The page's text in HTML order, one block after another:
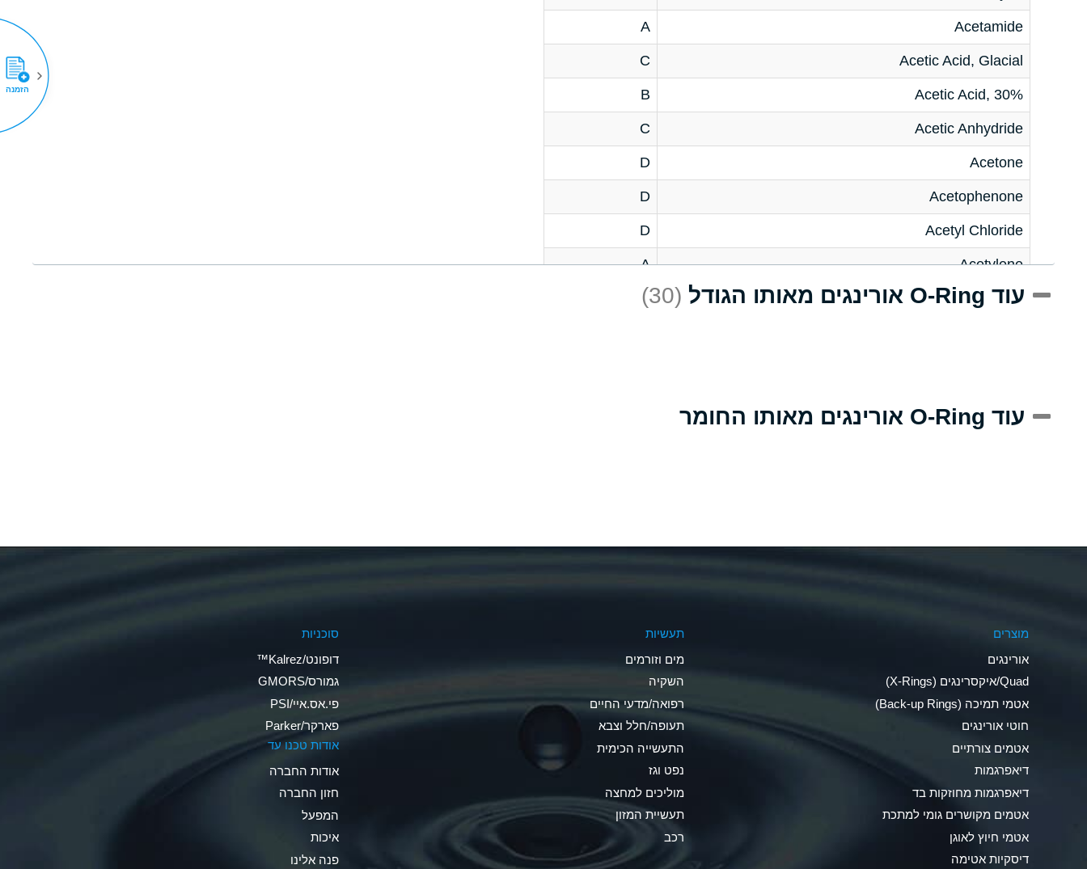
Acetamide
A
Acetic Acid, Glacial
C
Acetic Acid, 30%
B
Acetic Anhydride
C
Acetone
D
Acetophenone
D
Acetyl Chloride
D
Acetylene
A
Acrlylonitrile
D
Aluminum Acetate (Aqueous)
Ammonia Anhydrous
B
Ammonia Gas (hot)
D
Ammonium Carbonate (Aqueous)
Ammonium Chloride (Aqueous)
A
Ammonium Hydroxide (conc.)
D
Ammonium Nitrate (Aqueous)
עוד O-Ring אורינגים מאותו הגודל (30)
עוד O-Ring אורינגים מאותו החומר
מוצרים
אורינגים
Quad/איקסרינגים (X-Rings)
אטמי תמיכה (Back-up Rings)
חוטי אורינגים
אטמים צורתיים
דיאפרגמות
דיאפרגמות מחוזקות בד
אטמים מקושרים גומי למתכת
אטמי חיוץ לאוגן
דיסקיות אטימה
תעשיות
מים וזורמים
השקיה
רפואה/מדעי החיים
תעופה/חלל וצבא
התעשייה הכימית
נפט וגז
מוליכים למחצה
תעשיית המזון
רכב
סוכניות
דופונט/Kalrez™
גמורס/GMORS
פי.אס.איי/PSI
פארקר/Parker
אודות טכנו עד
אודות החברה
חזון החברה
המפעל
איכות
פנה אלינו
הזמנה